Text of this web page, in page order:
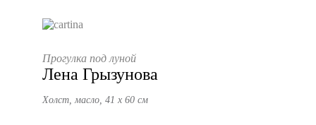
Прогулка под луной
Лена Грызунова
Холст, масло, 41 х 60 см